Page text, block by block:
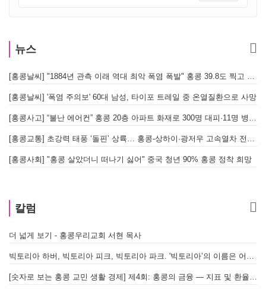
뉴스
[홍콩날씨] "1884년 관측 이래 역대 최악 폭염 폭발" 홍콩 39.8도 찍고 역대 최고 기록 경신
[홍콩날씨] '폭염 주의보' 60대 남성, 타이포 트레일 중 온열질환으로 사망
[홍콩사고] “불난 에어컨” 홍콩 20층 아파트 화재로 300명 대피·11명 병원 이송
[홍콩교통] 초강력 태풍 ‘돌핀’ 상륙… 홍콩-상하이·광저우 고속열차 전면 중단
[홍콩사회] "홍콩 살았더니 떠나기 싫어" 중국 청년 90% 홍콩 정착 희망
칼럼
더 넓게 보기 - 홍콩우리교회 서현 목사
빅토리아 하버, 빅토리아 피크, 빅토리아 파크. '빅토리아’의 이름은 어떻게 온 걸까? - [이승권 원장의 생활칼럼]
[숫자로 보는 홍콩 교민 생활 경제] 제4회: 홍콩의 금융 — 지표 및 환율, MPF 운영 현황